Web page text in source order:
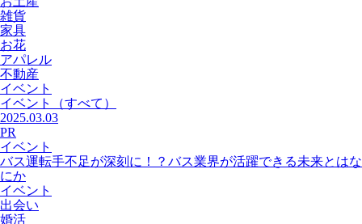
雑貨
家具
お花
アパレル
不動産
イベント
イベント
（すべて）
2025.03.03
PR
イベント
バス運転手不足が深刻に！？バス業界が活躍できる未来とはな
にか
イベント
出会い
婚活